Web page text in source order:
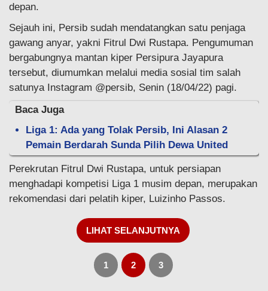
depan.
Sejauh ini, Persib sudah mendatangkan satu penjaga
gawang anyar, yakni Fitrul Dwi Rustapa. Pengumuman
bergabungnya mantan kiper Persipura Jayapura
tersebut, diumumkan melalui media sosial tim salah
satunya Instagram @persib, Senin (18/04/22) pagi.
Baca Juga
Liga 1: Ada yang Tolak Persib, Ini Alasan 2
Pemain Berdarah Sunda Pilih Dewa United
Perekrutan Fitrul Dwi Rustapa, untuk persiapan
menghadapi kompetisi Liga 1 musim depan, merupakan
rekomendasi dari pelatih kiper, Luizinho Passos.
LIHAT SELANJUTNYA
1 2 3